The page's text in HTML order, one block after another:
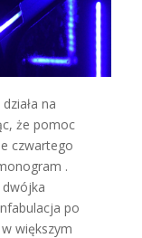
na
że pomoc
czwartego
.
po
większym